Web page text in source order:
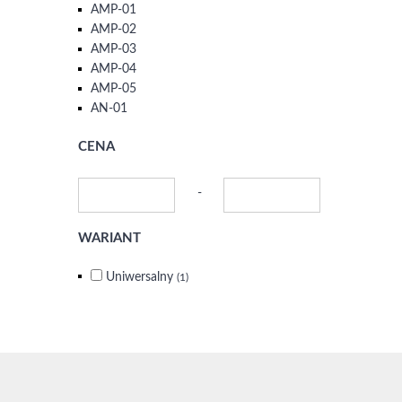
AMP-01
AMP-02
AMP-03
AMP-04
AMP-05
AN-01
CENA
-
WARIANT
Uniwersalny (1)